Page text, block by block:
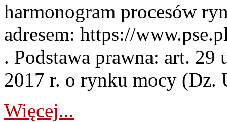
harmonogram procesów
adresem: https://
. Podstawa prawna: art. 29
2017 r. o rynku mocy (Dz.
Więcej...